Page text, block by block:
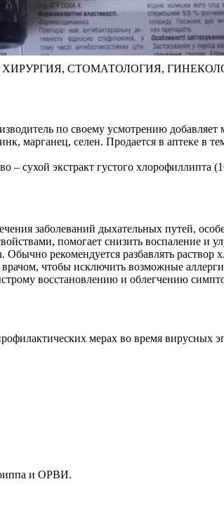
СТОМАТОЛОГИЯ,
по своему усмотрению добавляет
марганец, селен. Продается в аптеке в
сухой экстракт густого хлорофиллипта
заболеваний дыхательных путей,
помогает снизить воспаление и
рекомендуется разбавлять раствор
чтобы исключить возможные
восстановлению и облегчению
мерах во время вирусных
и ОРВИ.